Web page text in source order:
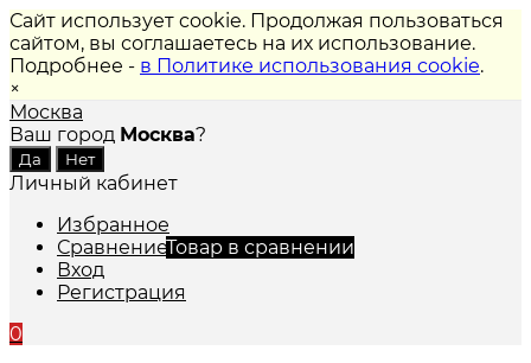
Сайт использует cookie. Продолжая пользоваться
сайтом, вы соглашаетесь на их использование.
Подробнее - в Политике использования cookie.
×
Москва
Ваш город Москва?
Личный кабинет
Избранное
СравнениеТовар в сравнении
Вход
Регистрация
0